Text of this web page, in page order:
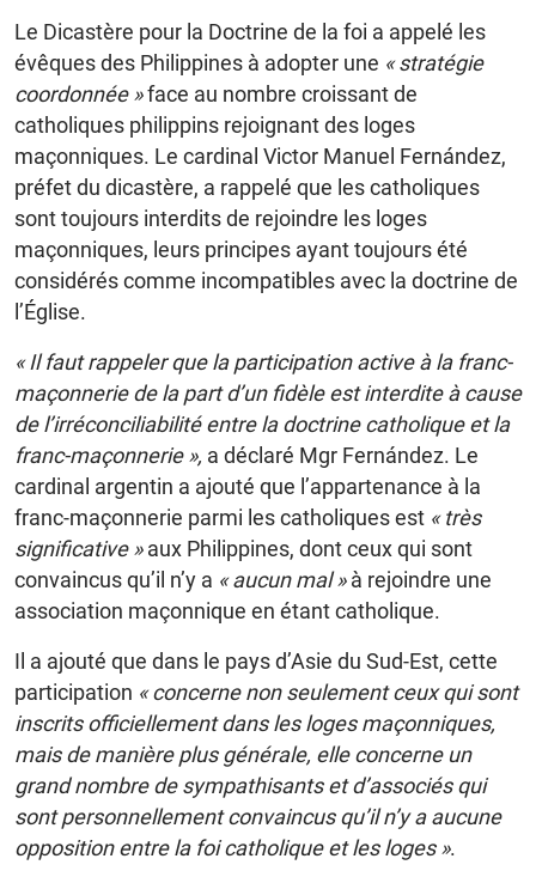
Le Dicastère pour la Doctrine de la foi a appelé les
évêques des Philippines à adopter une « stratégie
coordonnée »face au nombre croissant de
catholiques philippins rejoignant des loges
maçonniques. Le cardinal Victor Manuel Fernández,
préfet du dicastère, a rappelé que les catholiques
sont toujours interdits de rejoindre les loges
maçonniques, leurs principes ayant toujours été
considérés comme incompatibles avec la doctrine de
l’Église.
« Il faut rappeler que la participation active à la franc-
maçonnerie de la part d’un fidèle est interdite à cause
de l’irréconciliabilité entre la doctrine catholique et la
franc-maçonnerie », a déclaré Mgr Fernández. Le
cardinal argentin a ajouté que l’appartenance à la
franc-maçonnerie parmi les catholiques est « très
significative »aux Philippines, dont ceux qui sont
convaincus qu’il n’y a « aucun mal »à rejoindre une
association maçonnique en étant catholique.
Il a ajouté que dans le pays d’Asie du Sud-Est, cette
participation « concerne non seulement ceux qui sont
inscrits officiellement dans les loges maçonniques,
mais de manière plus générale, elle concerne un
grand nombre de sympathisants et d’associés qui
sont personnellement convaincus qu’il n’y a aucune
opposition entre la foi catholique et les loges ».